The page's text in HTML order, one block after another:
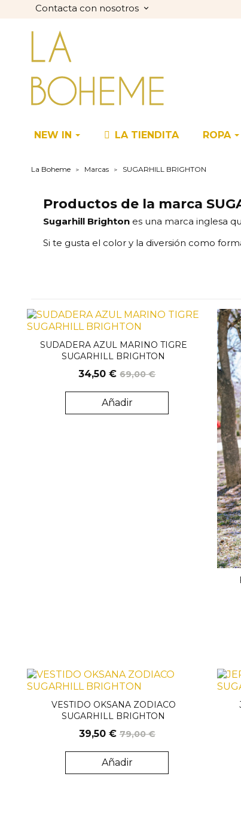
Contacta con nosotros keyboard_arrow_down
NEW IN LA TIENDITA ROPA
La Boheme Marcas SUGARHILL BRIGHTON
Productos de la marca
Sugarhill Brighton es una marca inglesa
Si te gusta el color y la diversión como
SUDADERA AZUL MARINO TIGRE
SUGARHILL BRIGHTON
34,50 € 69,00 €
Añadir
VESTIDO OKSANA ZODIACO
SUGARHILL BRIGHTON
39,50 € 79,00 €
Añadir